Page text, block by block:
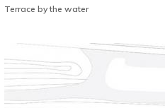
Terrace by the water